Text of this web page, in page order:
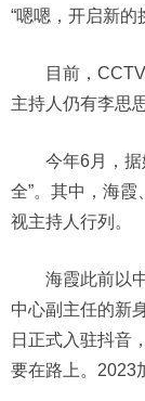
“嗯嗯，开启新的
目前，
主持人仍有李思
今年6月，
全”。其中，海
视主持人行列。
海霞此前以
中心副主任的新
日正式入驻抖音
要在路上。2023